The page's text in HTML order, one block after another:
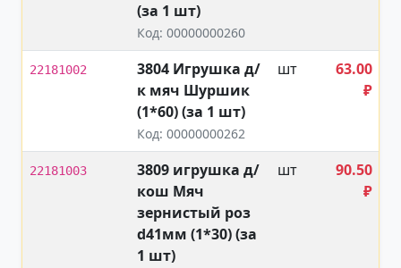
(за 1 шт)
Код: 00000000260
22181002
3804 Игрушка д/
к мяч Шуршик
(1*60) (за 1 шт)
Код: 00000000262
шт
63.00
₽
22181003
3809 игрушка д/
кош Мяч
зернистый роз
d41мм (1*30) (за
1 шт)
шт
90.50
₽